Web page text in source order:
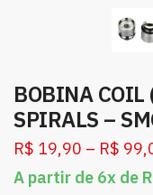
BOBINA COIL
SPIRALS –
R$ 19,90 – R$
A partir de 6x de